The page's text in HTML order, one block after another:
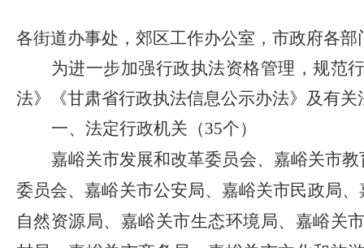
各街道办事处，郊区工作办公室，市政府各部
为进一步加强行政执法资格管理，规范
法》《甘肃省行政执法信息公示办法》及有
一、法定行政机关（35个）
嘉峪关市发展和改革委员会、嘉峪关市
委员会、嘉峪关市公安局、嘉峪关市民政局
自然资源局、嘉峪关市生态环境局、嘉峪关